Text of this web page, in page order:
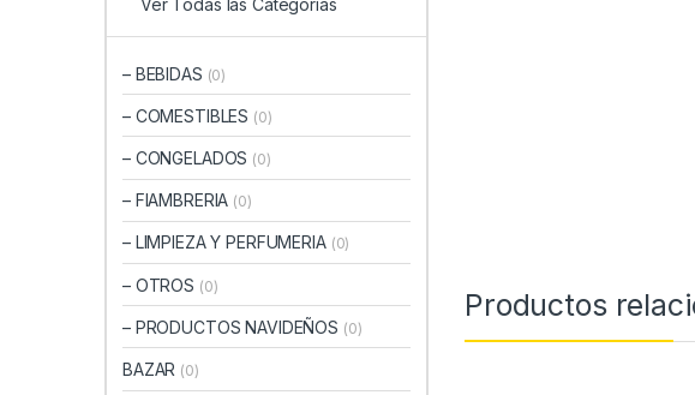
Productos
Ver Todas las Categorías
– BEBIDAS (0)
– COMESTIBLES (0)
– CONGELADOS (0)
– FIAMBRERIA (0)
– LIMPIEZA Y PERFUMERIA (0)
– OTROS (0)
– PRODUCTOS NAVIDEÑOS (0)
BAZAR (0)